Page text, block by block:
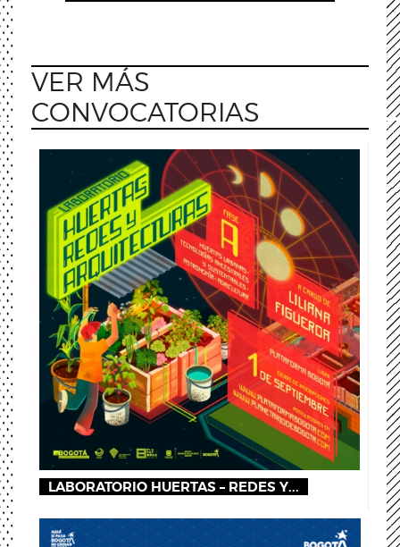
VER MÁS
CONVOCATORIAS
LABORATORIO HUERTAS – REDES Y...